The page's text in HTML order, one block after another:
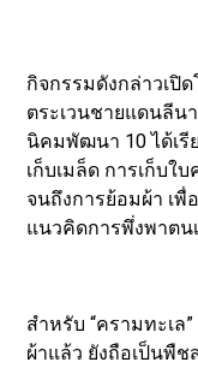
กิจกรรมดังกล่าวเปิ
ตระเวนชายแดนลีน
นิคมพัฒนา 10 ได้เรี
เก็บเมล็ด การเก็บใ
จนถึงการย้อมผ้า เ
แนวคิดการพึ่งพาตน
สำหรับ “ครามทะเล
ผ้าแล้ว ยังถือเป็นพื